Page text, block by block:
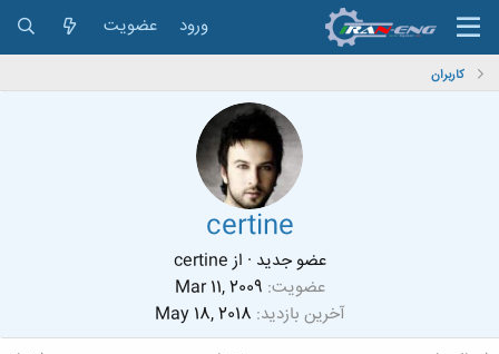
ورود عضویت
کاربران
certine
عضو جدید · ازcertine
عضویت Mar 11, 2009
آخرین بازدید May 18, 2018